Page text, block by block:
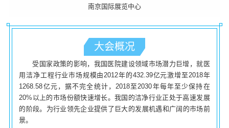
南京国际展览中心
大会概况
受国家政策的影响，我国医院建设领域市场潜力巨增，就医
用洁净工程行业市场规模由2012年的432.39亿元激增至2018年
1268.58亿元，据不完全统计，2018至2030年每年至少保持在
20%以上的市场份额快速增长。我国的洁净行业正处于高速发展
的阶段。为行业领先企业提供了巨大的发展机遇和广阔的市场前
景。